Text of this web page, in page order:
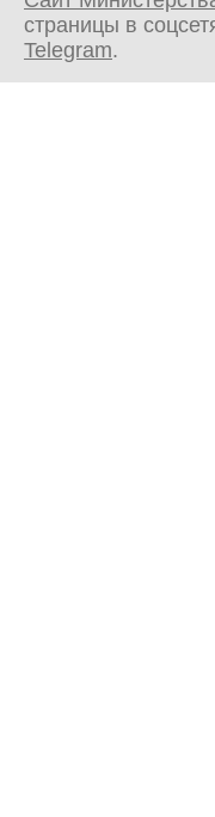
страницы в
Telegram.